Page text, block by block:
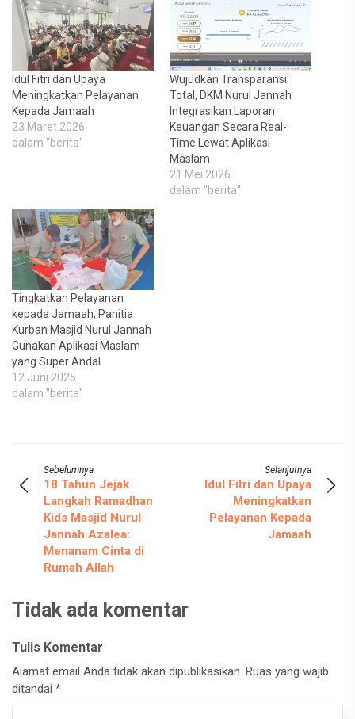
Idul Fitri dan Upaya
Meningkatkan Pelayanan
Kepada Jamaah
23 Maret 2026
dalam "berita"
Wujudkan Transparansi
Total, DKM Nurul Jannah
Integrasikan Laporan
Keuangan Secara Real-
Time Lewat Aplikasi
Maslam
21 Mei 2026
dalam "berita"
Tingkatkan Pelayanan
kepada Jamaah, Panitia
Kurban Masjid Nurul Jannah
Gunakan Aplikasi Maslam
yang Super Andal
12 Juni 2025
dalam "berita"
Sebelumnya
18 Tahun Jejak
Langkah Ramadhan
Kids Masjid Nurul
Jannah Azalea:
Menanam Cinta di
Rumah Allah
Selanjutnya
Idul Fitri dan Upaya
Meningkatkan
Pelayanan Kepada
Jamaah
Tidak ada komentar
Tulis Komentar
Alamat email Anda tidak akan dipublikasikan. Ruas yang wajib
ditandai *